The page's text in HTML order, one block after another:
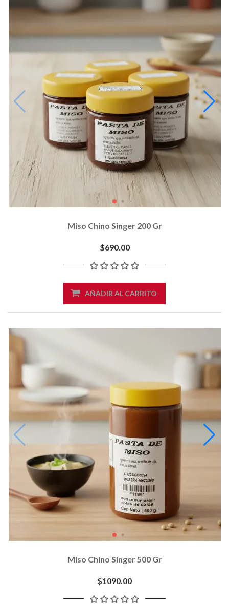
Miso Chino Singer 200 Gr
$690.00
AÑADIR AL CARRITO
Miso Chino Singer 500 Gr
$1090.00